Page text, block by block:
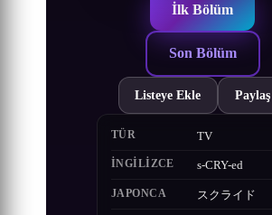
İlk Bölüm
Son Bölüm
Listeye Ekle Paylaş
TÜR TV
İNGILIZCE s-CRY-ed
JAPONCA スクライド